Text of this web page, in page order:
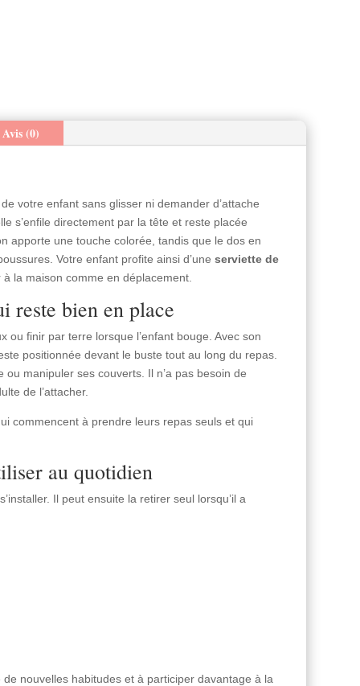
Avis (0)
votre enfant sans glisser ni demander d’attache
s’enfile directement par la tête et reste placée
apporte une touche colorée, tandis que le dos en
Votre enfant profite ainsi d’une serviette de
la maison comme en déplacement.
reste bien en place
finir par terre lorsque l’enfant bouge. Avec son
positionnée devant le buste tout au long du repas.
manipuler ses couverts. Il n’a pas besoin de
de l’attacher.
commencent à prendre leurs repas seuls et qui
au quotidien
Il peut ensuite la retirer seul lorsqu’il a
nouvelles habitudes et à participer davantage à la